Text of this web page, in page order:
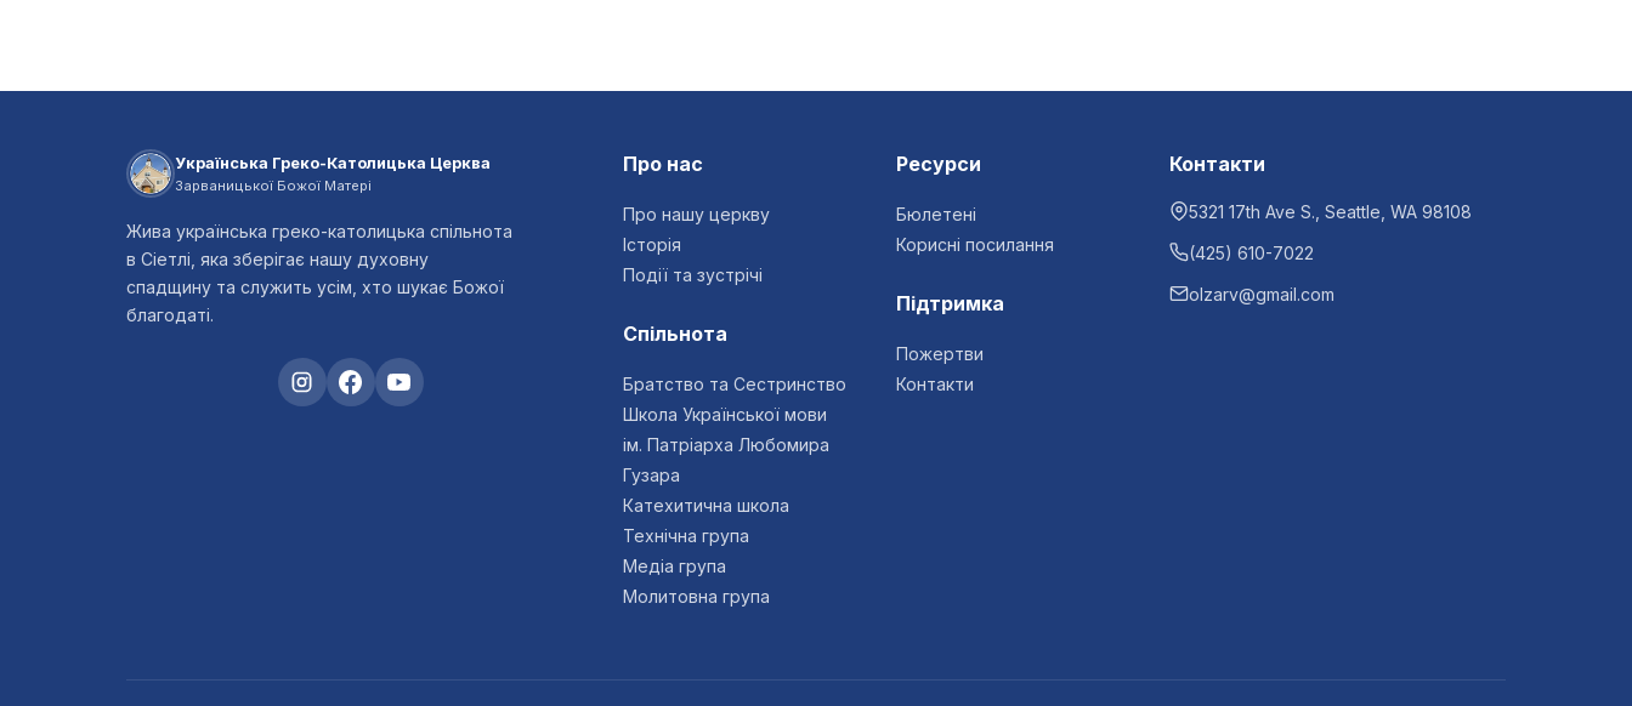
Українська Греко-Католицька Церква
Зарваницької Божої Матері
Жива українська греко-католицька спільнота
в Сіетлі, яка зберігає нашу духовну
спадщину та служить усім, хто шукає Божої
благодаті.
Про нас
Про нашу церкву
Історія
Події та зустрічі
Спільнота
Братство та Сестринство
Школа Української мови
ім. Патріарха Любомира
Гузара
Катехитична школа
Технічна група
Медіа група
Молитовна група
Ресурси
Бюлетені
Корисні посилання
Підтримка
Пожертви
Контакти
Контакти
5321 17th Ave S., Seattle, WA 98108
(425) 610-7022
olzarv@gmail.com